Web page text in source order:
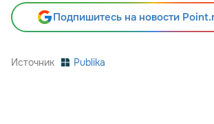
Подпишитесь на новости
Источник Publika